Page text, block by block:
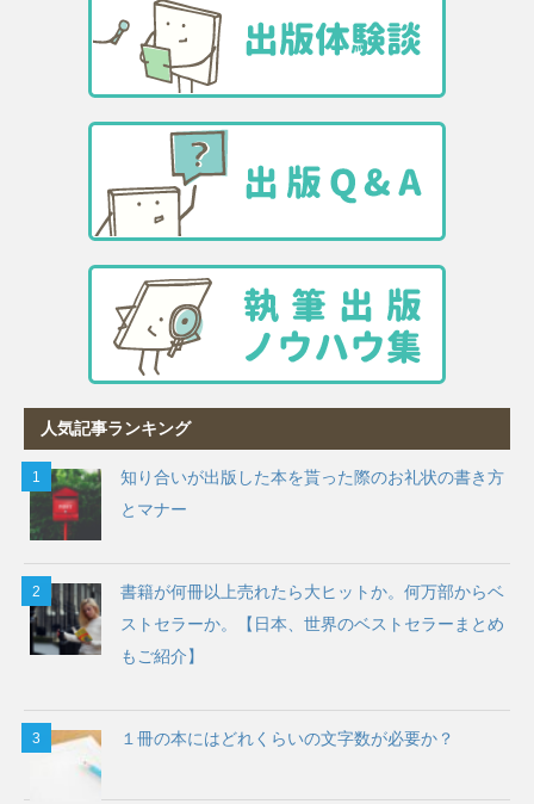
人気記事ランキング
知り合いが出版した本を貰った際のお礼状の書き方
とマナー
書籍が何冊以上売れたら大ヒットか。何万部からベ
ストセラーか。【日本、世界のベストセラーまとめ
もご紹介】
１冊の本にはどれくらいの文字数が必要か？